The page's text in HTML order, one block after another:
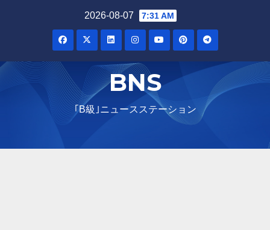
2026-08-07 7:31 AM
BNS
｢B級｣ニュースステーション